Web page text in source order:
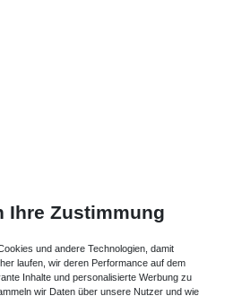
Ihre Zustimmung
und andere Technologien, damit
laufen, wir deren Performance auf dem
Inhalte und personalisierte Werbung zu
wir Daten über unsere Nutzer und wie